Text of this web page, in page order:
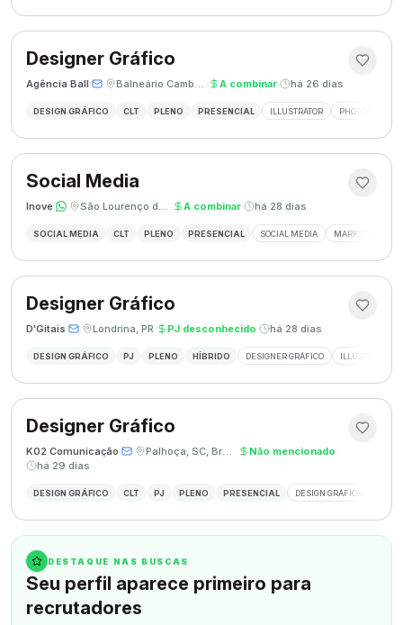
Designer Gráfico
Agência Ball· · Balneário Camboriú, SC · A combinar· há 26 dias
DESIGN GRÁFICO CLT PLENO PRESENCIAL ILLUSTRATOR PHOTOSHOP
Social Media
Inove· · São Lourenço do Oeste, SC · A combinar· há 28 dias
SOCIAL MEDIA CLT PLENO PRESENCIAL SOCIAL MEDIA MARKETING
Designer Gráfico
D'Gitais· · Londrina, PR· PJ desconhecido· há 28 dias
DESIGN GRÁFICO PJ PLENO HÍBRIDO DESIGNER GRÁFICO ILLUSTRATOR
Designer Gráfico
K02 Comunicação· · Palhoça, SC, Brasil · Não mencionado·
há 29 dias
DESIGN GRÁFICO CLT PJ PLENO PRESENCIAL DESIGN GRÁFICO
DESTAQUE NAS BUSCAS
Seu perfil aparece primeiro para
recrutadores